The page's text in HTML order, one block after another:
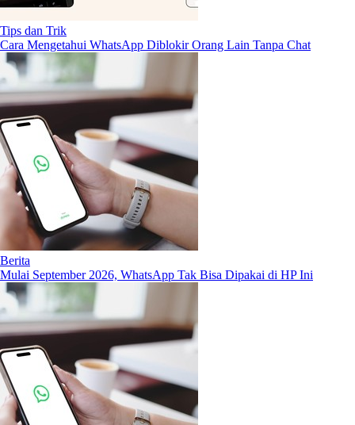
Tips dan Trik
Cara Mengetahui WhatsApp Diblokir Orang Lain Tanpa Chat
Berita
Mulai September 2026, WhatsApp Tak Bisa Dipakai di HP Ini